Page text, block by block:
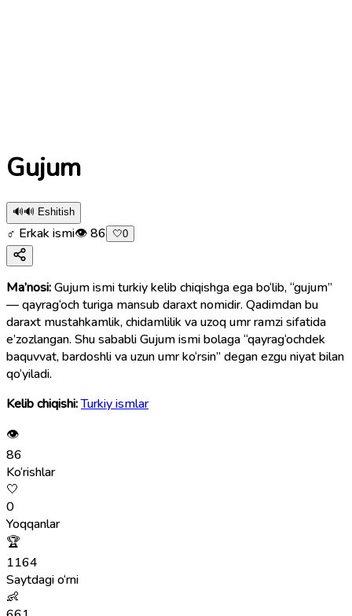
Gujum
🔊🔊 Eshitish
♂ Erkak ismi👁86 🤍0
Ma’nosi:Gujum ismi turkiy kelib chiqishga ega bo‘lib, “gujum”
— qayrag‘och turiga mansub daraxt nomidir. Qadimdan bu
daraxt mustahkamlik, chidamlilik va uzoq umr ramzi sifatida
e’zozlangan. Shu sababli Gujum ismi bolaga “qayrag‘ochdek
baquvvat, bardoshli va uzun umr ko‘rsin” degan ezgu niyat bilan
qo‘yiladi.
Kelib chiqishi:Turkiy ismlar
👁
86
Ko‘rishlar
🤍
0
Yoqqanlar
🏆
1164
Saytdagi o‘rni
👶